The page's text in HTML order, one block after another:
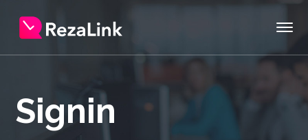
Signin